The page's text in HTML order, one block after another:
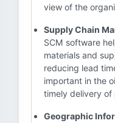
view of the
Supply Chain
SCM software
materials and
reducing lead
important in the
timely delivery of
Geographic